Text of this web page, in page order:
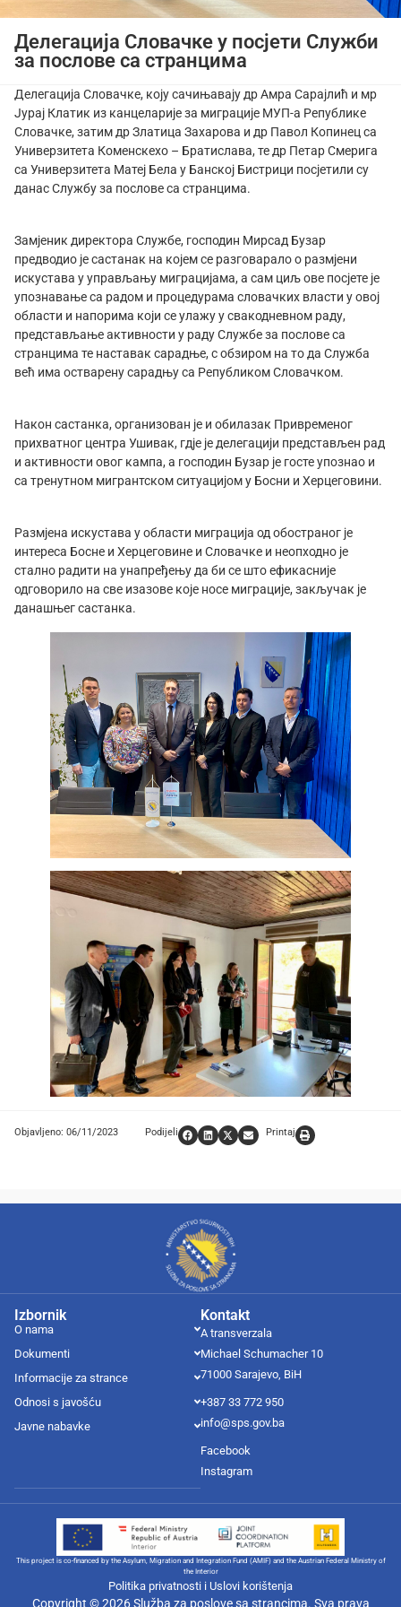
Делегација Словачке у посјети Служби
за послове са странцима
Делегација Словачке, коју сачињавају др Амра Сарајлић и мр
Јурај Клатик из канцеларије за миграције МУП-а Републике
Словачке, затим др Златица Захарова и др Павол Копинец са
Универзитета Коменскехо – Братислава, те др Петар Смерига
са Универзитета Матеј Бела у Банској Бистрици посјетили су
данас Службу за послове са странцима.
Замјеник директора Службе, господин Мирсад Бузар
предводио је састанак на којем се разговарало о размјени
искустава у управљању миграцијама, а сам циљ ове посјете је
упознавање са радом и процедурама словачких власти у овој
области и напорима који се улажу у свакодневном раду,
представљање активности у раду Службе за послове са
странцима те наставак сарадње, с обзиром на то да Служба
већ има остварену сарадњу са Републиком Словачком.
Након састанка, организован је и обилазак Привременог
прихватног центра Ушивак, гдје је делегацији представљен рад
и активности овог кампа, а господин Бузар је госте упознао и
са тренутном мигрантском ситуацијом у Босни и Херцеговини.
Размјена искустава у области миграција од обостраног је
интереса Босне и Херцеговине и Словачке и неопходно је
стално радити на унапређењу да би се што ефикасније
одговорило на све изазове које носе миграције, закључак је
данашњег састанка.
Objavljeno: 06/11/2023 Podijeli Printaj
Kontakt
A transverzala
Michael Schumacher 10
71000 Sarajevo, BiH
+387 33 772 950
info@sps.gov.ba
Facebook
Instagram
Izbornik
O nama
Dokumenti
Informacije za strance
Odnosi s javošću
Javne nabavke
Politika privatnosti i Uslovi korištenja
Copyright © 2026 Služba za poslove sa strancima. Sva prava
This project is co-financed by the Asylum, Migration and Integration Fund (AMIF) and the Austrian Federal Ministry of
the Interior